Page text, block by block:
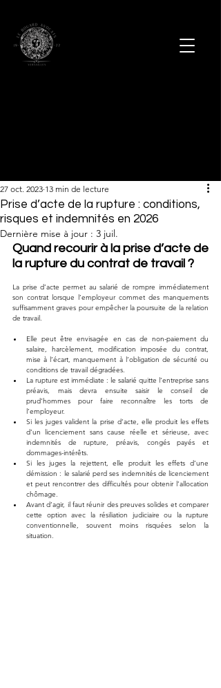
Prise d’acte de la rupture : conditions,
risques et indemnités en 2026
27 oct. 2023 13 min de lecture
Dernière mise à jour : 3 juil.
Quand recourir à la prise d’acte de
la rupture du contrat de travail ?
La prise d’acte permet au salarié de rompre immédiatement
son contrat lorsque l’employeur commet des manquements
suffisamment graves pour empêcher la poursuite de la relation
de travail.
Elle peut être envisagée en cas de non-paiement du
salaire, harcèlement, modification imposée du contrat,
mise à l’écart, manquement à l’obligation de sécurité ou
conditions de travail dégradées.
La rupture est immédiate : le salarié quitte l’entreprise sans
préavis, mais devra ensuite saisir le conseil de
prud’hommes pour faire reconnaître les torts de
l’employeur.
Si les juges valident la prise d’acte, elle produit les effets
d’un licenciement sans cause réelle et sérieuse, avec
indemnités de rupture, préavis, congés payés et
dommages-intérêts.
Si les juges la rejettent, elle produit les effets d’une
démission : le salarié perd ses indemnités de licenciement
et peut rencontrer des difficultés pour obtenir l’allocation
chômage.
Avant d’agir, il faut réunir des preuves solides et comparer
cette option avec la résiliation judiciaire ou la rupture
conventionnelle, souvent moins risquées selon la
situation.